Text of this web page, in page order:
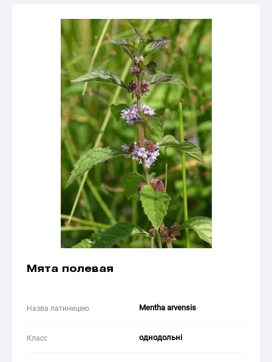
Мята полевая
Назва латиницею Mentha arvensis
Класс однодольні